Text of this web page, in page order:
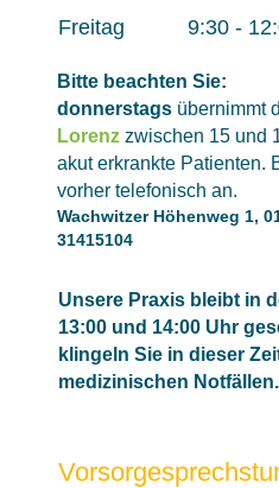
Freitag
9:30 -
Bitte beachten Sie:
donnerstags übernimmt
Lorenz zwischen 15 und
akut erkrankte Patienten.
vorher telefonisch an.
Wachwitzer Höhenweg 1,
31415104
Unsere Praxis bleibt in
13:00 und 14:00 Uhr
klingeln Sie in dieser
medizinischen Notfällen.